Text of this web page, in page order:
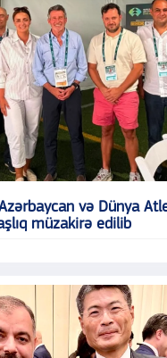
və Dünya
müzakirə edilib